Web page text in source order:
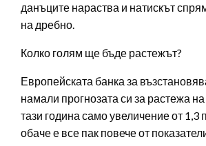
данъците нараства и натискът
на дребно.
Колко голям ще бъде растежът?
Европейската банка за
намали прогнозата си за растежа
тази година само увеличение от 1,3
обаче е все пак повече от